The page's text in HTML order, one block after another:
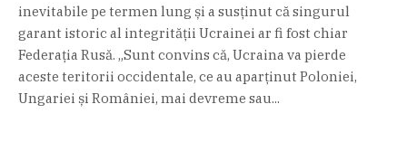
inevitabile pe termen lung și a susținut că singurul
garant istoric al integrității Ucrainei ar fi fost chiar
Federația Rusă. „Sunt convins că, Ucraina va pierde
aceste teritorii occidentale, ce au aparținut Poloniei,
Ungariei și României, mai devreme sau...